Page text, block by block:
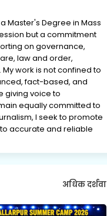
Master's Degree in Mass
but a commitment
on governance,
law and order,
work is not confined to
fact-based, and
giving voice to
equally committed to
I seek to promote
accurate and reliable
अधिक दर्शवा